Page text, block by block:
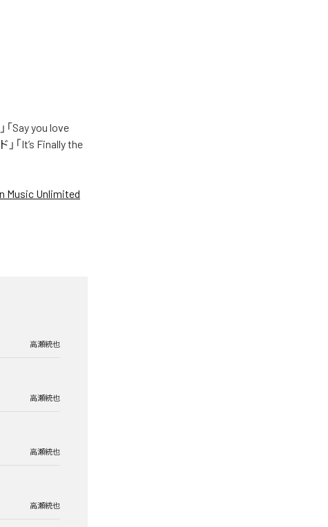
Say you love
「It’s Finally the
Music Unlimited
高瀬統也
高瀬統也
高瀬統也
高瀬統也